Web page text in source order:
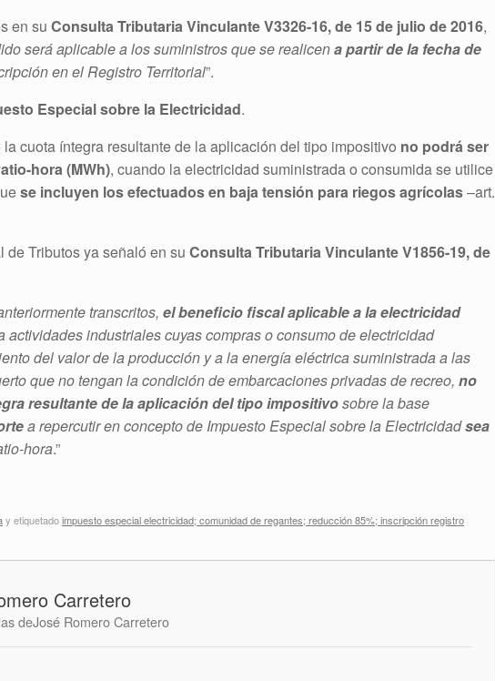
en su Consulta Tributaria Vinculante V3326-16, de 15 de julio de 2016,
será aplicable a los suministros que se realicena partir de la fecha de
en el Registro Territorial”.
Especial sobre la Electricidad.
cuota íntegra resultante de la aplicación del tipo impositivo no podrá ser
hora (MWh), cuando la electricidad suministrada o consumida se utilice
se incluyen los efectuados en baja tensión para riegos agrícolas–art.
Tributos ya señaló en su Consulta Tributaria Vinculante V1856-19, de
transcritos, el beneficio fiscal aplicable a la electricidad
actividades industriales cuyas compras o consumo de electricidad
del valor de la producción y a la energía eléctrica suministrada a las
que no tengan la condición de embarcaciones privadas de recreo, no
resultante de la aplicación del tipo impositivosobre la base
a repercutir en concepto de Impuesto Especial sobre la Electricidadsea
hora.”
y etiquetadoimpuesto especial electricidad; comunidad de regantes; reducción 85%; inscripción registro
Carretero
deJosé Romero Carretero